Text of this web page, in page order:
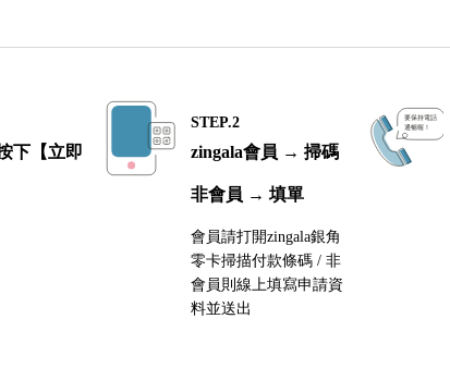
下【立即
STEP.2
zingala會員 → 掃碼
非會員 → 填單
會員請打開zingala銀角
零卡掃描付款條碼 / 非
會員則線上填寫申請資
料並送出